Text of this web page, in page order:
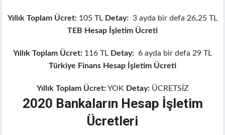
panel
panel
panel
Yıllık Toplam Ücret: 105 TL Detay: 3 ayda bir defa 26,25 TL
TEB Hesap İşletim Ücreti
Yıllık Toplam Ücret: 116 TL Detay: 6 ayda bir defa 29 TL
Türkiye Finans Hesap İşletim Ücreti
Yıllık Toplam Ücret:YOK Detay:ÜCRETSİZ
2020 Bankaların Hesap İşletim
Ücretleri